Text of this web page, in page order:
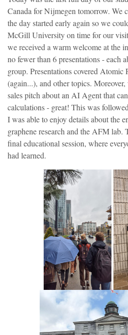
Canada for Nijmegen tomorrow. We
the day started early again so we
McGill University on time for our
we received a warm welcome at the
no fewer than 6 presentations - each
group. Presentations covered
(again...), and other topics.
sales pitch about an AI Agent that
calculations - great! This was
I was able to enjoy details about the
graphene research and the AFM lab.
final educational session, where
had learned.